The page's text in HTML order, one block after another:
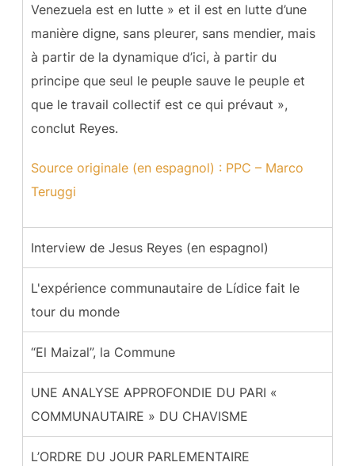
Venezuela est en lutte » et il est en lutte d’une
manière digne, sans pleurer, sans mendier, mais
à partir de la dynamique d’ici, à partir du
principe que seul le peuple sauve le peuple et
que le travail collectif est ce qui prévaut »,
conclut Reyes.
Source originale (en espagnol) : PPC – Marco
Teruggi
Interview de Jesus Reyes (en espagnol)
L'expérience communautaire de Lídice fait le
tour du monde
“El Maizal”, la Commune
UNE ANALYSE APPROFONDIE DU PARI «
COMMUNAUTAIRE » DU CHAVISME
L’ORDRE DU JOUR PARLEMENTAIRE